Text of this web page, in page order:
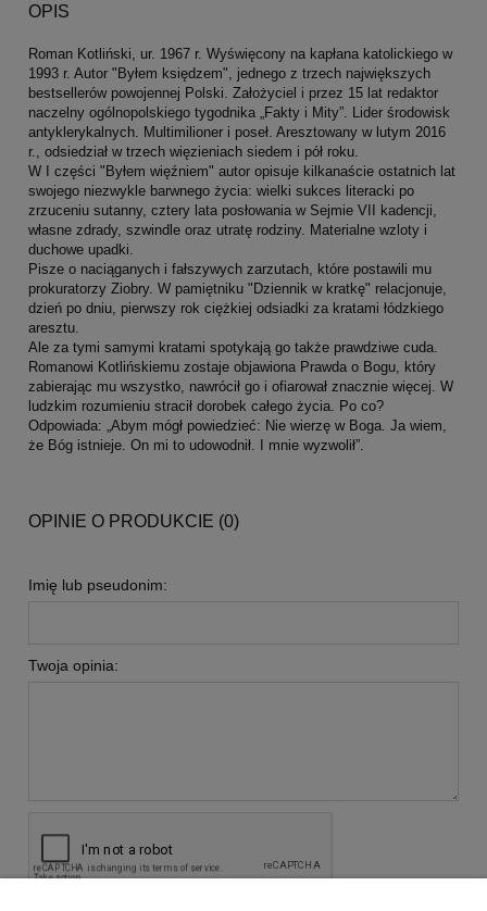
OPIS
Roman Kotliński, ur. 1967 r. Wyświęcony na kapłana katolickiego w
1993 r. Autor "Byłem księdzem", jednego z trzech największych
bestsellerów powojennej Polski. Założyciel i przez 15 lat redaktor
naczelny ogólnopolskiego tygodnika „Fakty i Mity”. Lider środowisk
antyklerykalnych. Multimilioner i poseł. Aresztowany w lutym 2016
r., odsiedział w trzech więzieniach siedem i pół roku.
W I części "Byłem więźniem" autor opisuje kilkanaście ostatnich lat
swojego niezwykle barwnego życia: wielki sukces literacki po
zrzuceniu sutanny, cztery lata posłowania w Sejmie VII kadencji,
własne zdrady, szwindle oraz utratę rodziny. Materialne wzloty i
duchowe upadki.
Pisze o naciąganych i fałszywych zarzutach, które postawili mu
prokuratorzy Ziobry. W pamiętniku "Dziennik w kratkę" relacjonuje,
dzień po dniu, pierwszy rok ciężkiej odsiadki za kratami łódzkiego
aresztu.
Ale za tymi samymi kratami spotykają go także prawdziwe cuda.
Romanowi Kotlińskiemu zostaje objawiona Prawda o Bogu, który
zabierając mu wszystko, nawrócił go i ofiarował znacznie więcej. W
ludzkim rozumieniu stracił dorobek całego życia. Po co?
Odpowiada: „Abym mógł powiedzieć: Nie wierzę w Boga. Ja wiem,
że Bóg istnieje. On mi to udowodnił. I mnie wyzwolił”.
OPINIE O PRODUKCIE (0)
Imię lub pseudonim:
Twoja opinia: